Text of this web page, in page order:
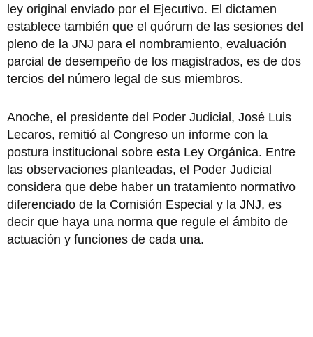
ley original enviado por el Ejecutivo. El dictamen
establece también que el quórum de las sesiones del
pleno de la JNJ para el nombramiento, evaluación
parcial de desempeño de los magistrados, es de dos
tercios del número legal de sus miembros.
Anoche, el presidente del Poder Judicial, José Luis
Lecaros, remitió al Congreso un informe con la
postura institucional sobre esta Ley Orgánica. Entre
las observaciones planteadas, el Poder Judicial
considera que debe haber un tratamiento normativo
diferenciado de la Comisión Especial y la JNJ, es
decir que haya una norma que regule el ámbito de
actuación y funciones de cada una.